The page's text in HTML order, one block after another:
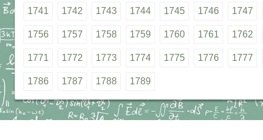
1741 1742 1743 1744 1745 1746 1747
1756 1757 1758 1759 1760 1761 1762
1771 1772 1773 1774 1775 1776 1777
1786 1787 1788 1789